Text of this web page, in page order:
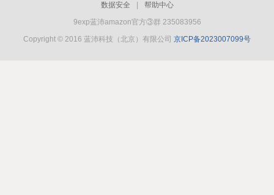
数据安全
帮助中心
9exp蓝沛amazon官方③群 235083956
Copyright © 2016 蓝沛科技（北京）有限公司 京ICP备2023007099号